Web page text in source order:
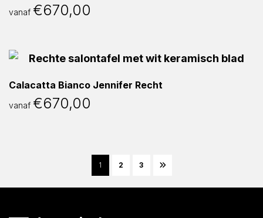
vanaf €670,00
Calacatta Bianco Jennifer Recht
vanaf €670,00
1 2 3